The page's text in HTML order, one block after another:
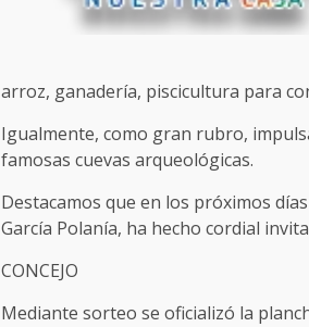
arroz, ganadería, piscicultura para
Igualmente, como gran rubro,
famosas cuevas arqueológicas.
Destacamos que en los próximos
García Polanía, ha hecho cordial
CONCEJO
Mediante sorteo se oficializó la